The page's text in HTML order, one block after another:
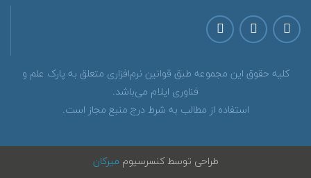
كليه حقوق اين مجموعه طبق قوانين نرم‌افزاری متعلق به پارک علم و
فناوری ایلام می‌باشد.
استفاده از مطالب به شرط درج منبع مجاز است.
طراحی توسط کنسرسیوم میرکان